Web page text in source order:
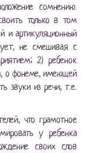
сомнению.
только в том
и артикуляционный
не смешивая с
2) ребенок
о фонеме, имеющей
звуки из речи, т.е.
что грамотное
у ребенка
своих слов